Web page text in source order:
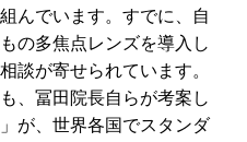
んでいます。すでに、自
の多焦点レンズを導入し
談が寄せられています。
、冨田院長自らが考案し
が、世界各国でスタンダ